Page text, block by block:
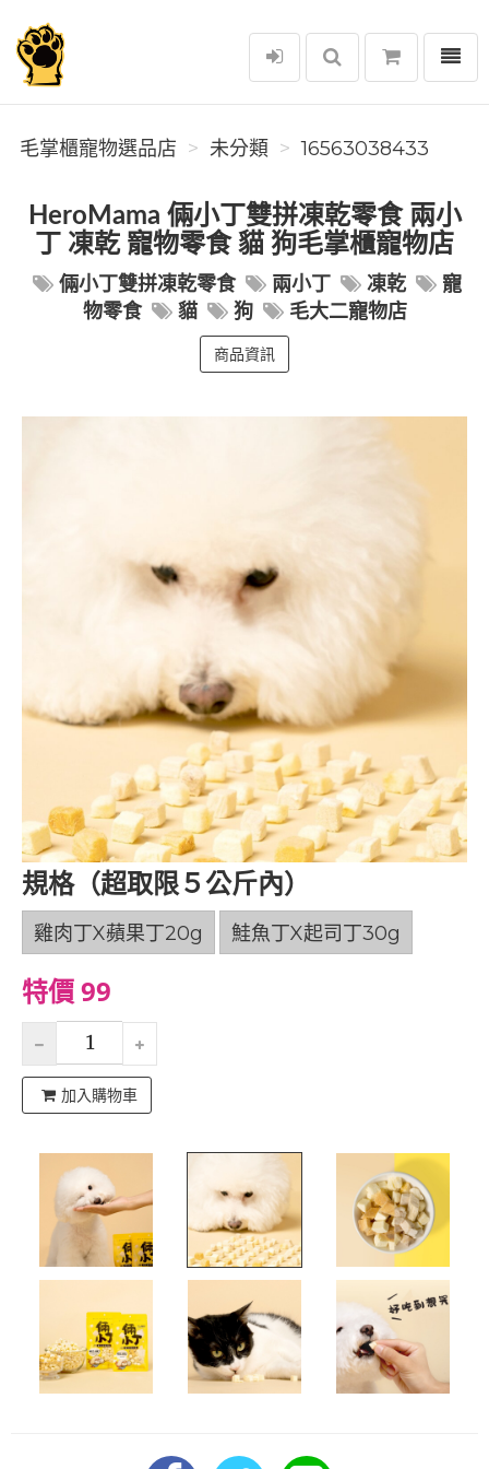
毛掌櫃寵物選品店
選單
毛掌櫃寵物選品店 未分類 16563038433
HeroMama 倆小丁雙拼凍乾零食 兩小
丁 凍乾 寵物零食 貓 狗毛掌櫃寵物店
倆小丁雙拼凍乾零食 兩小丁 凍乾
寵
物零食
貓 狗 毛大二寵物店
商品資訊
規格（超取限５公斤內）
雞肉丁X蘋果丁20g 鮭魚丁X起司丁30g
特價 99
加入購物車